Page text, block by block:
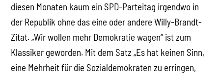
diesen Monaten kaum ein SPD-Parteitag irgendwo in
der Republik ohne das eine oder andere Willy-Brandt-
Zitat. „Wir wollen mehr Demokratie wagen“ ist zum
Klassiker geworden. Mit dem Satz „Es hat keinen Sinn,
eine Mehrheit für die Sozialdemokraten zu erringen,